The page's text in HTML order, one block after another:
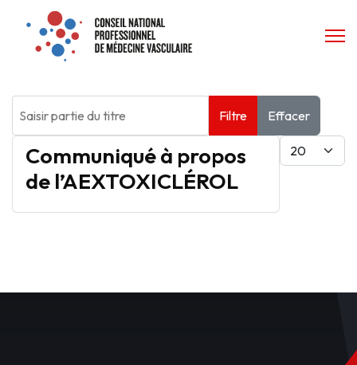
Filtre
Effacer
Afficher #
Communiqué à propos
de l’AEXTOXICLÉROL